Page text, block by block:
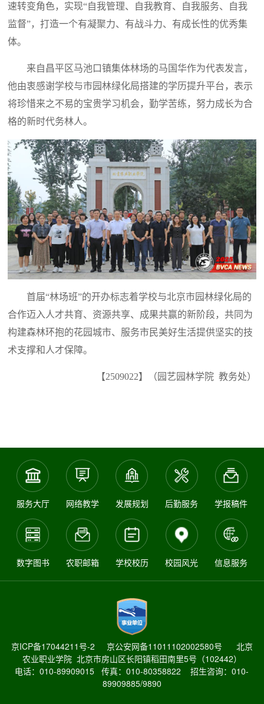
速转变角色，实现“自我管理、自我教育、自我服务、自我
监督”，打造一个有凝聚力、有战斗力、有成长性的优秀集
体。
来自昌平区马池口镇集体林场的马国华作为代表发言，
他由衷感谢学校与市园林绿化局搭建的学历提升平台，表示
将珍惜来之不易的宝贵学习机会，勤学苦练，努力成长为合
格的新时代务林人。
首届“林场班”的开办标志着学校与北京市园林绿化局的
合作迈入人才共育、资源共享、成果共赢的新阶段，共同为
构建森林环抱的花园城市、服务市民美好生活提供坚实的技
术支撑和人才保障。
【2509022】（园艺园林学院 教务处）
服务大厅 网络教学 发展规划 后勤服务 学报稿件
数字图书 农职邮箱 学校校历 校园风光 信息服务
京ICP备17044211号-2 京公安网备11011102002580号
北京
农业职业学院 北京市房山区长阳镇稻田南里5号（102442）
电话：010-89909015 传真：010-80358822
招生咨询：010-
89909885/9890